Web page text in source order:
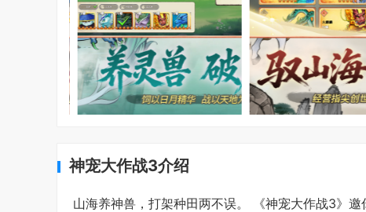
神宠大作战3介绍
山海养神兽，打架种田两不误。 《神宠大作战3》